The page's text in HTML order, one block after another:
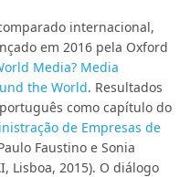
internacional,
em 2016 pela Oxford
Media? Media
the World. Resultados
como capítulo do
de Empresas de
Faustino e Sonia
Lisboa, 2015). O diálogo